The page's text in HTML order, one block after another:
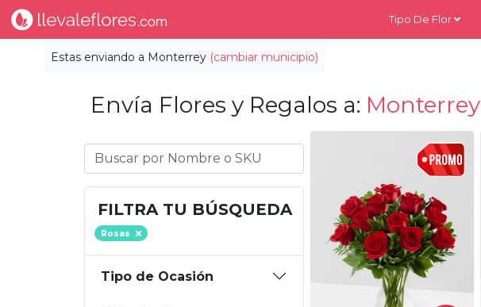
Estas enviando a Monterrey (cambiar municipio)
Tipo De Flor
Envía Flores y Regalos a: Monterrey
FILTRA TU BÚSQUEDA
Rosas
Tipo de Ocasión